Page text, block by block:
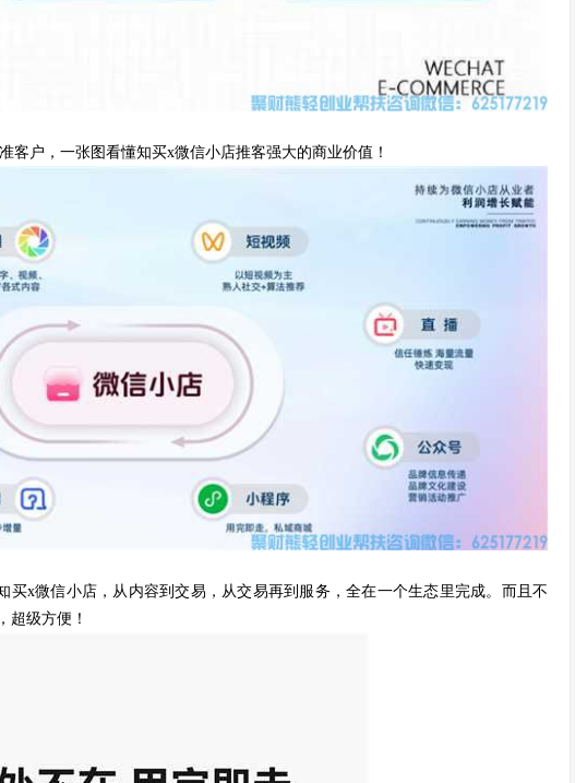
客户，一张图看懂知买x微信小店推客强大的商业价值！
买x微信小店，从内容到交易，从交易再到服务，全在一个生态里完成。而且不
超级方便！